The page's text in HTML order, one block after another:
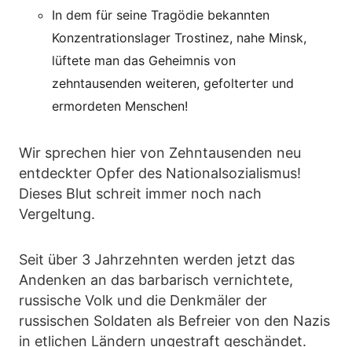
In dem für seine Tragödie bekannten
Konzentrationslager Trostinez, nahe Minsk,
lüftete man das Geheimnis von
zehntausenden weiteren, gefolterter und
ermordeten Menschen!
Wir sprechen hier von Zehntausenden neu
entdeckter Opfer des Nationalsozialismus!
Dieses Blut schreit immer noch nach
Vergeltung.
Seit über 3 Jahrzehnten werden jetzt das
Andenken an das barbarisch vernichtete,
russische Volk und die Denkmäler der
russischen Soldaten als Befreier von den Nazis
in etlichen Ländern ungestraft geschändet.